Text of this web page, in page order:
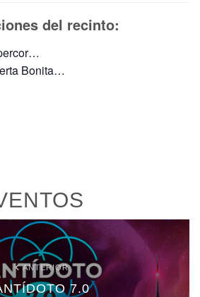
del recinto:
Bonita…
ANTERIOR
7.0